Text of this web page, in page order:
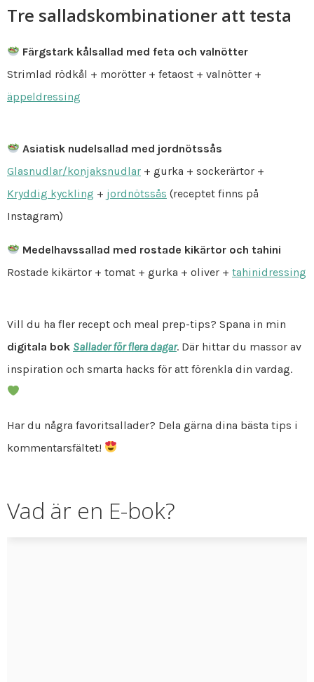
Tre salladskombinationer att testa
Färgstark kålsallad med feta och valnötter
Strimlad rödkål + morötter + fetaost + valnötter +
äppeldressing
Asiatisk nudelsallad med jordnötssås
Glasnudlar/konjaksnudlar + gurka + sockerärtor +
Kryddig kyckling + jordnötssås (receptet finns på
Instagram)
Medelhavssallad med rostade kikärtor och tahini
Rostade kikärtor + tomat + gurka + oliver + tahinidressing
Vill du ha fler recept och meal prep-tips? Spana in min
digitala bok Sallader för flera dagar. Där hittar du massor av
inspiration och smarta hacks för att förenkla din vardag.
Har du några favoritsallader? Dela gärna dina bästa tips i
kommentarsfältet!
Vad är en E-bok?